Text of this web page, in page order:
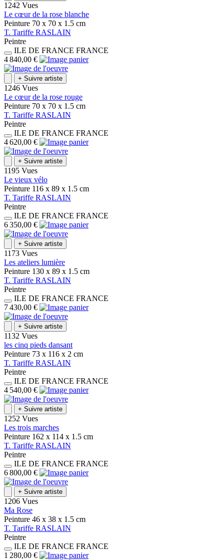
1242 Vues
Le cœur de la rose blanche
Peinture 70 x 70 x 1.5 cm
T. Tariffe RASLAIN
Peintre
ILE DE FRANCE FRANCE
4 840,00 €
+ Suivre artiste
1246 Vues
Le cœur de la rose rouge
Peinture 70 x 70 x 1.5 cm
T. Tariffe RASLAIN
Peintre
ILE DE FRANCE FRANCE
4 620,00 €
+ Suivre artiste
1195 Vues
Le vieux vélo
Peinture 116 x 89 x 1.5 cm
T. Tariffe RASLAIN
Peintre
ILE DE FRANCE FRANCE
6 350,00 €
+ Suivre artiste
1173 Vues
Les ateliers lumière
Peinture 130 x 89 x 1.5 cm
T. Tariffe RASLAIN
Peintre
ILE DE FRANCE FRANCE
7 430,00 €
+ Suivre artiste
1132 Vues
les cinq pieds dansant
Peinture 73 x 116 x 2 cm
T. Tariffe RASLAIN
Peintre
ILE DE FRANCE FRANCE
4 540,00 €
+ Suivre artiste
1252 Vues
Les trois marches
Peinture 162 x 114 x 1.5 cm
T. Tariffe RASLAIN
Peintre
ILE DE FRANCE FRANCE
6 800,00 €
+ Suivre artiste
1206 Vues
Ma Rose
Peinture 46 x 38 x 1.5 cm
T. Tariffe RASLAIN
Peintre
ILE DE FRANCE FRANCE
1 280,00 €